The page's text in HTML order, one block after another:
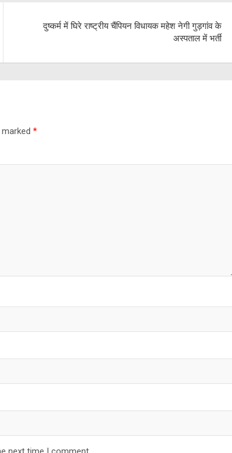
दुष्कर्म में घिरे राष्ट्रीय चैंपियन विधायक महेश नेगी गुड़गांव के
अस्पताल में भर्ती
*